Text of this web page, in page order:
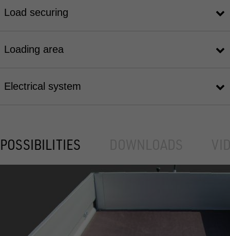
Load securing
Loading area
Electrical system
POSSIBILITIES